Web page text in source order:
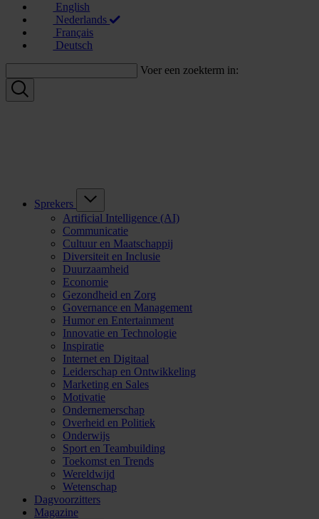
English
Nederlands
Français
Deutsch
Voer een zoekterm in:
Sprekers
Artificial Intelligence (AI)
Communicatie
Cultuur en Maatschappij
Diversiteit en Inclusie
Duurzaamheid
Economie
Gezondheid en Zorg
Governance en Management
Humor en Entertainment
Innovatie en Technologie
Inspiratie
Internet en Digitaal
Leiderschap en Ontwikkeling
Marketing en Sales
Motivatie
Ondernemerschap
Overheid en Politiek
Onderwijs
Sport en Teambuilding
Toekomst en Trends
Wereldwijd
Wetenschap
Dagvoorzitters
Magazine